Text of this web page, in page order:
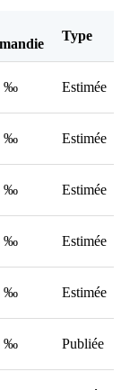
Type
‰ Estimée
‰ Estimée
‰ Estimée
‰ Estimée
‰ Estimée
‰ Publiée